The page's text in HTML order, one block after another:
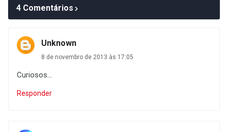
4 Comentários
Unknown
8 de novembro de 2013 às 17:05
Curiosos...
Responder